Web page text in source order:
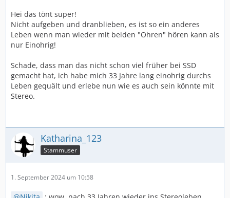
Hei das tönt super!
Nicht aufgeben und dranblieben, es ist so ein anderes
Leben wenn man wieder mit beiden "Ohren" hören kann als
nur Einohrig!
Schade, dass man das nicht schon viel früher bei SSD
gemacht hat, ich habe mich 33 Jahre lang einohrig durchs
Leben gequält und erlebe nun wie es auch sein könnte mit
Stereo.
Katharina_123
Stammuser
1. September 2024 um 10:58